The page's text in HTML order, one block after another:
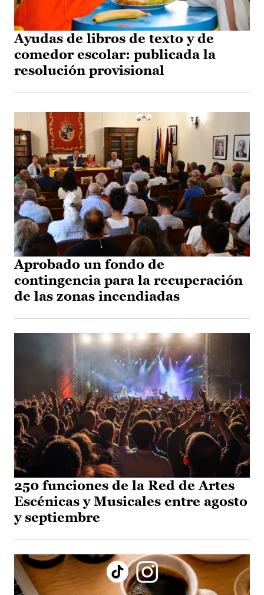
Ayudas de libros de texto y de
comedor escolar: publicada la
resolución provisional
Aprobado un fondo de
contingencia para la recuperación
de las zonas incendiadas
250 funciones de la Red de Artes
Escénicas y Musicales entre agosto
y septiembre